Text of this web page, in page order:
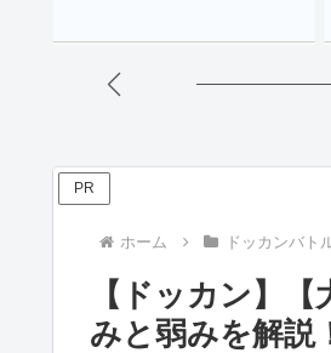
PR
ホーム ドッカンバト
【ドッカン】
みと弱みを解説